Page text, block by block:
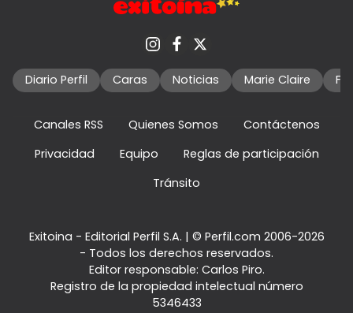
Diario Perfil Caras Noticias Marie Claire
Canales RSS Quienes Somos
Contáctenos
Privacidad
Equipo
Reglas de participación
Tránsito
Exitoina - Editorial Perfil S.A. | © Perfil.com 2006-2026
- Todos los derechos reservados.
Editor responsable: Carlos Piro.
Registro de la propiedad intelectual número
5346433